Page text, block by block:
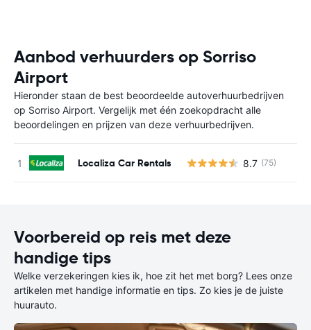
Aanbod verhuurders op Sorriso
Airport
Hieronder staan de best beoordeelde autoverhuurbedrijven
op Sorriso Airport. Vergelijk met één zoekopdracht alle
beoordelingen en prijzen van deze verhuurbedrijven.
Localiza Car Rentals 8.7 (75)
Voorbereid op reis met deze
handige tips
Welke verzekeringen kies ik, hoe zit het met borg? Lees onze
artikelen met handige informatie en tips. Zo kies je de juiste
huurauto.